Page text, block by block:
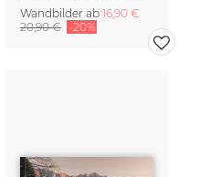
Wandbilder ab 16,90 €
20,90 € -20%